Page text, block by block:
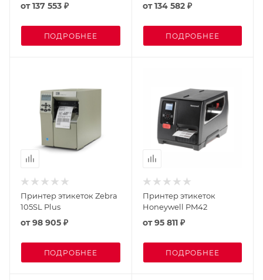
от137 553 ₽
ПОДРОБНЕЕ
от134 582 ₽
ПОДРОБНЕЕ
Принтер этикеток Zebra
105SL Plus
от98 905 ₽
ПОДРОБНЕЕ
Принтер этикеток
Honeywell PM42
от95 811 ₽
ПОДРОБНЕЕ